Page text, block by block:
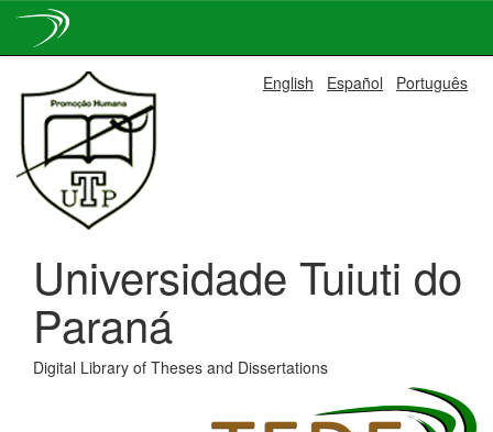
navigation
English Español Português
Universidade Tuiuti do
Paraná
Digital Library of Theses and Dissertations